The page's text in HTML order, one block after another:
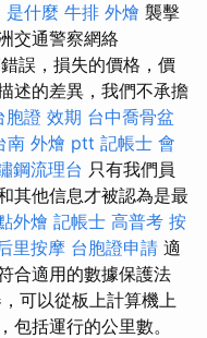
是什麼 牛排 外燴 襲擊
交通警察網絡
誤，損失的價格，價
述的差異，我們不承擔
胞證 效期 台中喬骨盆
南 外燴 ptt 記帳士 會
鋼流理台 只有我們員
其他信息才被認為是最
外燴 記帳士 高普考 按
里按摩 台胞證申請 適
合適用的數據保護法
可以從板上計算機上
包括運行的公里數。